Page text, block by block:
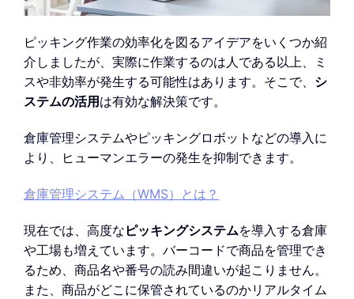
ピッキング作業の効率化を図るアイデアをいくつか紹
介しましたが、実際に作業するのは人である以上、ミ
スや非効率が発生する可能性はあります。そこで、 シ
ステムの活用 は有効な解決策です。
倉庫管理システムやピッキングロボットなどの導入に
より、ヒューマンエラーの発生を抑制できます。
倉庫管理システム（WMS）とは？
現在では、高度な ピッキングシステムを導入する倉庫
や工場も増えています。バーコードで商品を管理でき
るため、商品名や番号の読み間違いが起こりません。
また、商品がどこに保管されているのかリアルタイム